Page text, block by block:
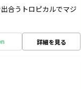
合うトロピカルでマジ
詳細を見る